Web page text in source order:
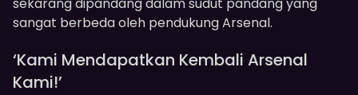
sekarang dipandang dalam sudut pandang yang
sangat berbeda oleh pendukung Arsenal.
‘Kami Mendapatkan Kembali Arsenal
Kami!’